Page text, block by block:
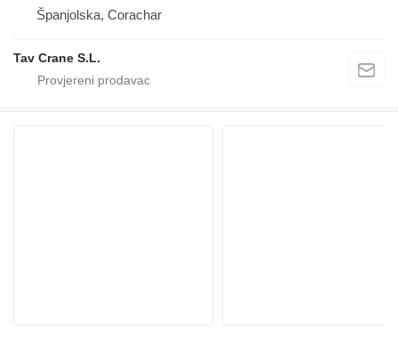
Španjolska, Corachar
Tav Crane S.L.